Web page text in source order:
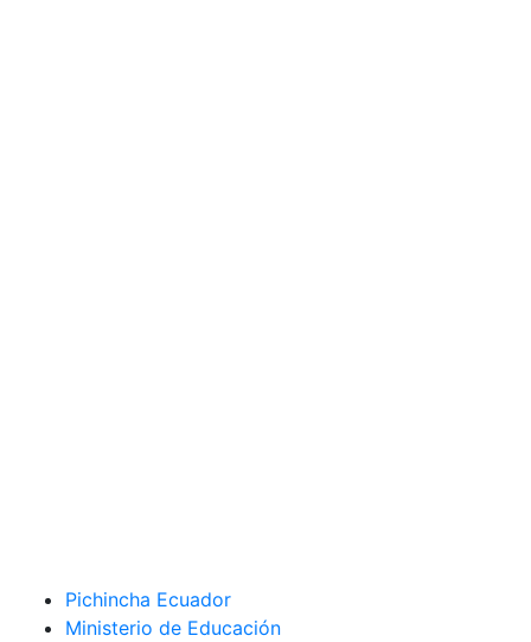
Pichincha Ecuador
Ministerio de Educación